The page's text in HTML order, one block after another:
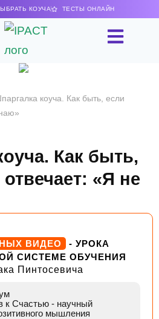
КОУЧА ТЕСТЫ ОНЛАЙН
коуча. Как быть, если
Как быть,
«Я не
ВИДЕО
- УРОКА
СИСТЕМЕ ОБУЧЕНИЯ
Пинтосевича
к Счастью - научный
мышления